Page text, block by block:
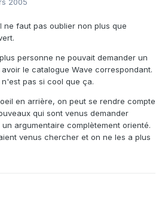
2005
ne faut pas oublier non plus que
personne ne pouvait demander un
le catalogue Wave correspondant.
pas si cool que ça.
en arrière, on peut se rendre compte
qui sont venus demander
argumentaire complètement orienté.
venus chercher et on ne les a plus